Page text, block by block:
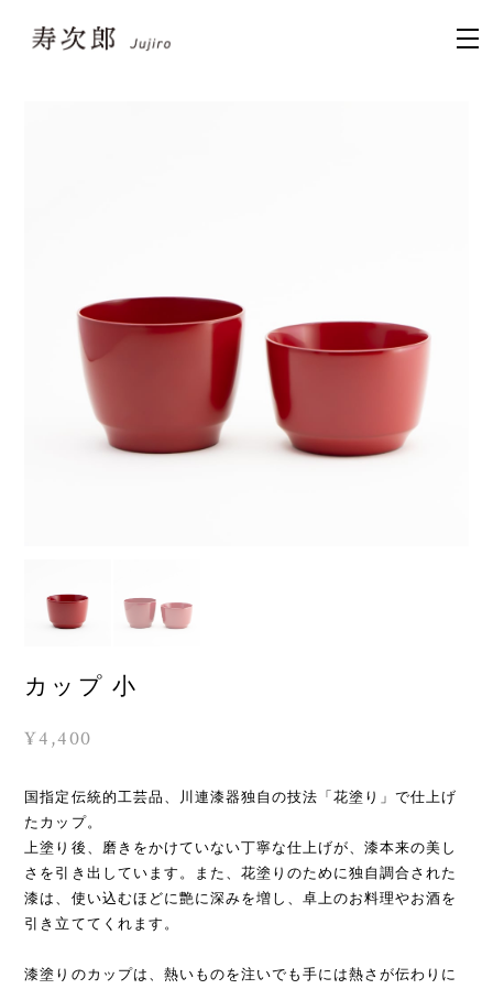
カップ 小
¥4,400
国指定伝統的工芸品、川連漆器独自の技法「花塗り」で仕上げ
たカップ。
上塗り後、磨きをかけていない丁寧な仕上げが、漆本来の美し
さを引き出しています。また、花塗りのために独自調合された
漆は、使い込むほどに艶に深みを増し、卓上のお料理やお酒を
引き立ててくれます。
漆塗りのカップは、熱いものを注いでも手には熱さが伝わりに